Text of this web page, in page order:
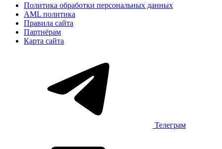
Политика обработки персональных данных
AML политика
Правила сайта
Партнёрам
Карта сайта
Телеграм